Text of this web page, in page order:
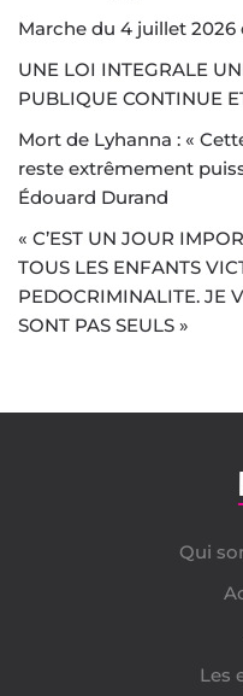
Marche du 4 juillet 2026
UNE LOI INTEGRALE
PUBLIQUE CONTINUE
Mort de Lyhanna : «
reste extrêmement
Édouard Durand
« C’EST UN JOUR
TOUS LES ENFANTS
PEDOCRIMINALITE. JE
SONT PAS SEULS »
Qui
Les